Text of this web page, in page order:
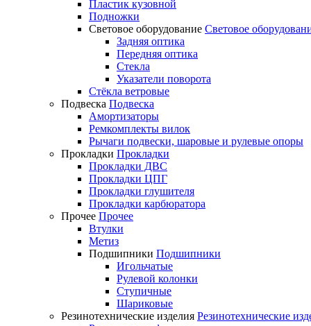
Пластик кузовной
Подножки
Световое оборудование Световое
Задняя оптика
Передняя оптика
Стекла
Указатели поворота
Стёкла ветровые
Подвеска Подвеска
Амортизаторы
Ремкомплекты вилок
Рычаги подвески, шаровые и рулевые опоры
Прокладки Прокладки
Прокладки ДВС
Прокладки ЦПГ
Прокладки глушителя
Прокладки карбюратора
Прочее Прочее
Втулки
Метиз
Подшипники Подшипники
Игольчатые
Рулевой колонки
Ступичные
Шариковые
Резинотехнические изделия Резинотехнические